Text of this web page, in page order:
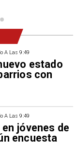
A Las 9:49
estado
con
A Las 9:49
jóvenes de
encuesta